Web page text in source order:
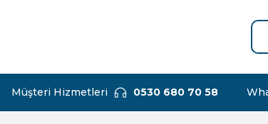
Müşteri Hizmetleri 0530 680 70 58